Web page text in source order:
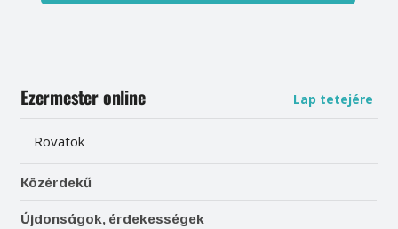
Ezermester online Lap tetejére
Rovatok
Közérdekű
Újdonságok, érdekességek